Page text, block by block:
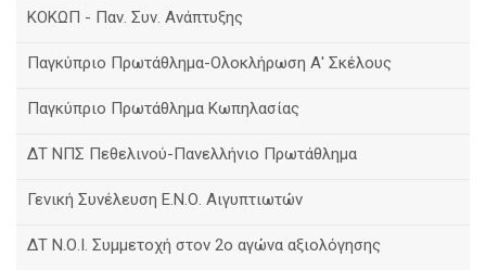
ΚΟΚΩΠ - Παν. Συν. Ανάπτυξης
Παγκύπριο Πρωτάθλημα-Ολοκλήρωση Α' Σκέλους
Παγκύπριο Πρωτάθλημα Κωπηλασίας
ΔΤ ΝΠΣ Πεθελινού-Πανελλήνιο Πρωτάθλημα
Γενική Συνέλευση Ε.Ν.Ο. Αιγυπτιωτών
ΔΤ Ν.Ο.Ι. Συμμετοχή στον 2ο αγώνα αξιολόγησης